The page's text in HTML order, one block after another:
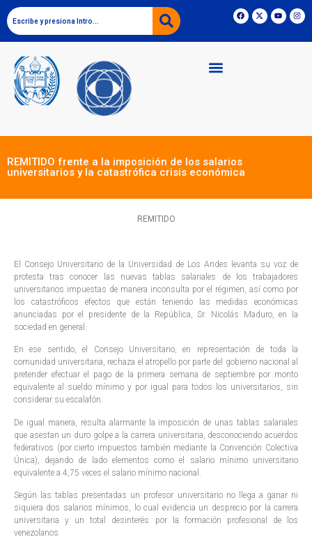
REMITIDO frente a la imposición de los salarios
universitarios y la catastrófica crisis económica
REMITIDO
El Consejo Universitario de la Universidad de Los Andes levanta su voz de
protesta tras conocer las nuevas tablas salariales de los trabajadores
universitarios impuestas de manera inconsulta por el régimen, así como por
los catastróficos efectos que están teniendo las medidas económicas
anunciadas por el presidente de la República, Sr. Nicolás Maduro, en la
sociedad en general.
En ese sentido, el Consejo Universitario, en representación de toda la
comunidad universitaria, rechaza el atropello por parte del gobierno nacional al
pretender efectuar el pago de la primera semana de septiembre por monto
equivalente al sueldo mínimo y por igual para todos los universitarios, sin
considerar su escalafón.
De igual manera, resulta alarmante la imposición de unas tablas salariales
que asestan un duro golpe a la carrera universitaria, desconociendo acuerdos
federativos (por cierto impuestos también mediante la Convención Colectiva
Única), dejando de lado elementos como el salario mínimo universitario
equivalente a 4,75 veces el salario mínimo nacional.
Según las tablas presentadas un profesor universitario no llega a ganar ni
siquiera dos salarios mínimos, lo cual evidencia un desprecio por la carrera
universitaria y un total desinterés por la formación profesional de los
venezolanos.